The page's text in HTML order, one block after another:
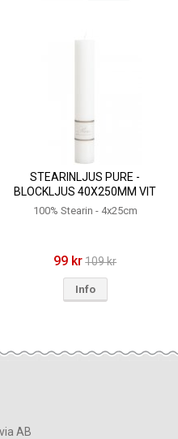
STEARINLJUS PURE -
BLOCKLJUS 40X250MM VIT
100% Stearin - 4x25cm
99 kr109 kr
Info
AB